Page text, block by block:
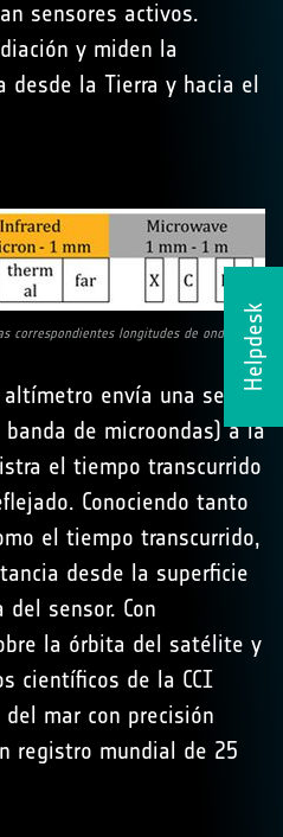
Helpdesk
sensores activos.
y miden la
desde la Tierra y hacia el
correspondientes longitudes de onda y
envía una señal
de microondas) a la
el tiempo transcurrido
Conociendo tanto
el tiempo transcurrido,
desde la superficie
sensor. Con
la órbita del satélite y
científicos de la CCI
mar con precisión
registro mundial de 25